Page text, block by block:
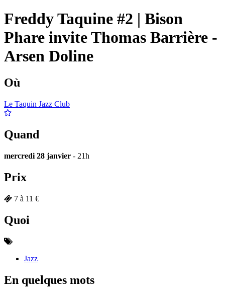
Freddy Taquine #2 | Bison
Phare invite Thomas Barrière -
Arsen Doline
Où
Le Taquin Jazz Club
Quand
mercredi 28 janvier - 21h
Prix
7 à 11 €
Quoi
Jazz
En quelques mots